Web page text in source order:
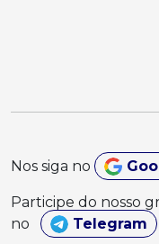
Nos siga no
Participe do nosso
no
Telegram